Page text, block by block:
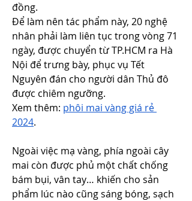
đồng.
Để làm nên tác phẩm này, 20 nghệ
nhân phải làm liên tục trong vòng 71
ngày, được chuyển từ TP.HCM ra Hà
Nội để trưng bày, phục vụ Tết
Nguyên đán cho người dân Thủ đô
được chiêm ngưỡng.
Xem thêm: phôi mai vàng giá rẻ
2024.
Ngoài việc mạ vàng, phía ngoài cây
mai còn được phủ một chất chống
bám bụi, vân tay… khiến cho sản
phẩm lúc nào cũng sáng bóng, sạch